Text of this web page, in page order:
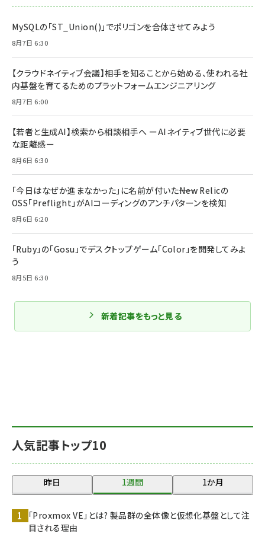
人気記事トップ10
昨日 1週間 1か月
「Proxmox VE」とは? 製品群の全体像と仮想化基盤として注
目される理由
MySQLの「ST_Union()」でポリゴンを合体させてみよう
8月7日 6:30
【クラウドネイティブ会議】相手を知ることから始める、使われる社
内基盤を育てるためのプラットフォームエンジニアリング
8月7日 6:00
【若者と生成AI】検索から相談相手へ ーAIネイティブ世代に必要
な距離感ー
8月6日 6:30
「今日はなぜか進まなかった」に名前が付いた――New Relicの
OSS「Preflight」がAIコーディングのアンチパターンを検知
8月6日 6:20
「Ruby」の「Gosu」でデスクトップゲーム「Color」を開発してみよ
う
8月5日 6:30
新着記事をもっと見る